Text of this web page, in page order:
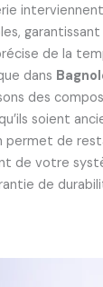
de la
dans
des
soient
de
de votre
de